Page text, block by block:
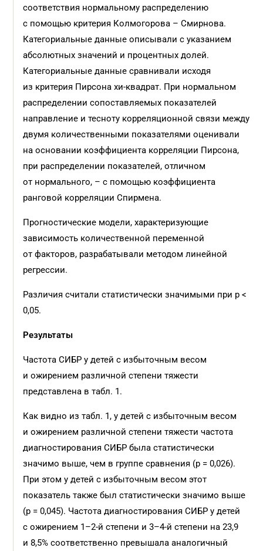
соответствия нормальному распределению
с помощью критерия Колмогорова – Смирнова.
Категориальные данные описывали с указанием
абсолютных значений и процентных долей.
Категориальные данные сравнивали исходя
из критерия Пирсона хи-квадрат. При нормальном
распределении сопоставляемых показателей
направление и тесноту корреляционной связи между
двумя количественными показателями оценивали
на основании коэффициента корреляции Пирсона,
при распределении показателей, отличном
от нормального, – с помощью коэффициента
ранговой корреляции Спирмена.
Прогностические модели, характеризующие
зависимость количественной переменной
от факторов, разрабатывали методом линейной
регрессии.
Различия считали статистически значимыми при р <
0,05.
Результаты
Частота СИБР у детей с избыточным весом
и ожирением различной степени тяжести
представлена в табл. 1.
Как видно из табл. 1, у детей с избыточным весом
и ожирением различной степени тяжести частота
диагностирования СИБР была статистически
значимо выше, чем в группе сравнения (p = 0,026).
При этом у детей с избыточным весом этот
показатель также был статистически значимо выше
(p = 0,045). Частота диагностирования СИБР у детей
с ожирением 1–2-й степени и 3–4-й степени на 23,9
и 8,5% соответственно превышала аналогичный